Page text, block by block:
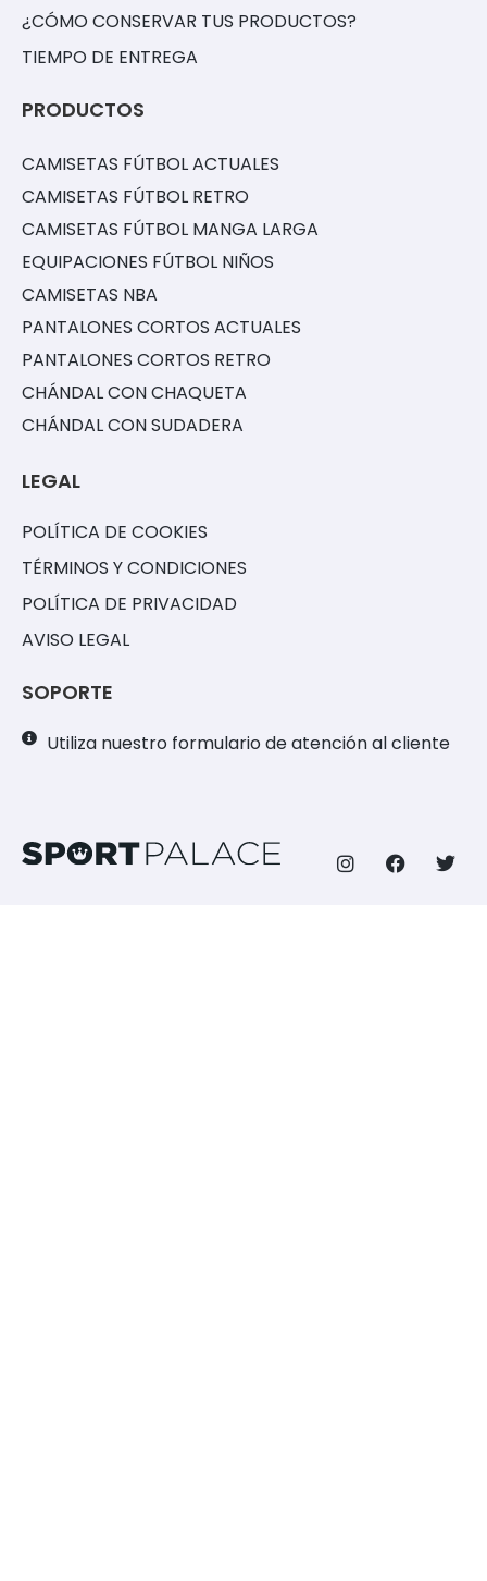
¿CÓMO CONSERVAR TUS PRODUCTOS?
TIEMPO DE ENTREGA
PRODUCTOS
CAMISETAS FÚTBOL ACTUALES
CAMISETAS FÚTBOL RETRO
CAMISETAS FÚTBOL MANGA LARGA
EQUIPACIONES FÚTBOL NIÑOS
CAMISETAS NBA
PANTALONES CORTOS ACTUALES
PANTALONES CORTOS RETRO
CHÁNDAL CON CHAQUETA
CHÁNDAL CON SUDADERA
LEGAL
POLÍTICA DE COOKIES
TÉRMINOS Y CONDICIONES
POLÍTICA DE PRIVACIDAD
AVISO LEGAL
SOPORTE
Utiliza nuestro formulario de atención al cliente